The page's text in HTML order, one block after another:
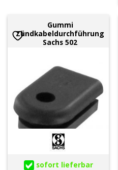
Gummi
Zündkabeldurchführung
Sachs 502
sofort lieferbar